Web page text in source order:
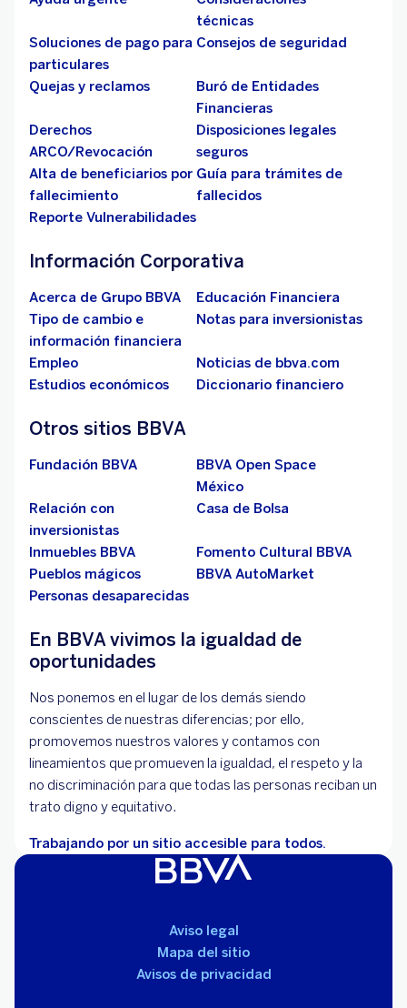
técnicas
Soluciones de pago para
particulares
Consejos de seguridad
Quejas y reclamos
Buró de Entidades
Financieras
Derechos
ARCO/Revocación
Disposiciones legales
seguros
Alta de beneficiarios por
fallecimiento
Guía para trámites de
fallecidos
Reporte Vulnerabilidades
Información Corporativa
Acerca de Grupo BBVA
Educación Financiera
Tipo de cambio e
información financiera
Notas para inversionistas
Empleo
Noticias de bbva.com
Estudios económicos
Diccionario financiero
Otros sitios BBVA
Fundación BBVA
BBVA Open Space
México
Relación con
inversionistas
Casa de Bolsa
Inmuebles BBVA
Fomento Cultural BBVA
Pueblos mágicos
BBVA AutoMarket
Personas desaparecidas
En BBVA vivimos la igualdad de
oportunidades
Nos ponemos en el lugar de los demás siendo
conscientes de nuestras diferencias; por ello,
promovemos nuestros valores y contamos con
lineamientos que promueven la igualdad, el respeto y la
no discriminación para que todas las personas reciban un
trato digno y equitativo.
Trabajando por un sitio accesible para todos.
Aviso legal
Mapa del sitio
Avisos de privacidad